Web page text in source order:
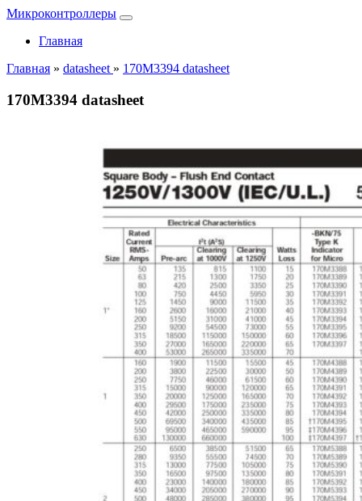
Микроконтроллеры
Главная
Главная » datasheet » 170M3394 datasheet
170M3394 datasheet